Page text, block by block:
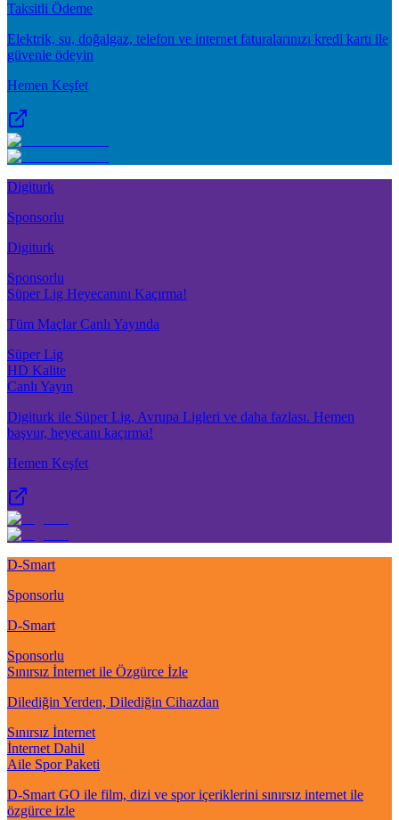
Taksitli Ödeme
Elektrik, su, doğalgaz, telefon ve internet faturalarınızı kredi kartı ile
güvenle ödeyin
Hemen Keşfet
Digiturk
Sponsorlu
Digiturk
Sponsorlu
Süper Lig Heyecanını Kaçırma!
Tüm Maçlar Canlı Yayında
Süper Lig
HD Kalite
Canlı Yayın
Digiturk ile Süper Lig, Avrupa Ligleri ve daha fazlası. Hemen
başvur, heyecanı kaçırma!
Hemen Keşfet
D-Smart
Sponsorlu
D-Smart
Sponsorlu
Sınırsız İnternet ile Özgürce İzle
Dilediğin Yerden, Dilediğin Cihazdan
Sınırsız İnternet
İnternet Dahil
Aile Spor Paketi
D-Smart GO ile film, dizi ve spor içeriklerini sınırsız internet ile
özgürce izle